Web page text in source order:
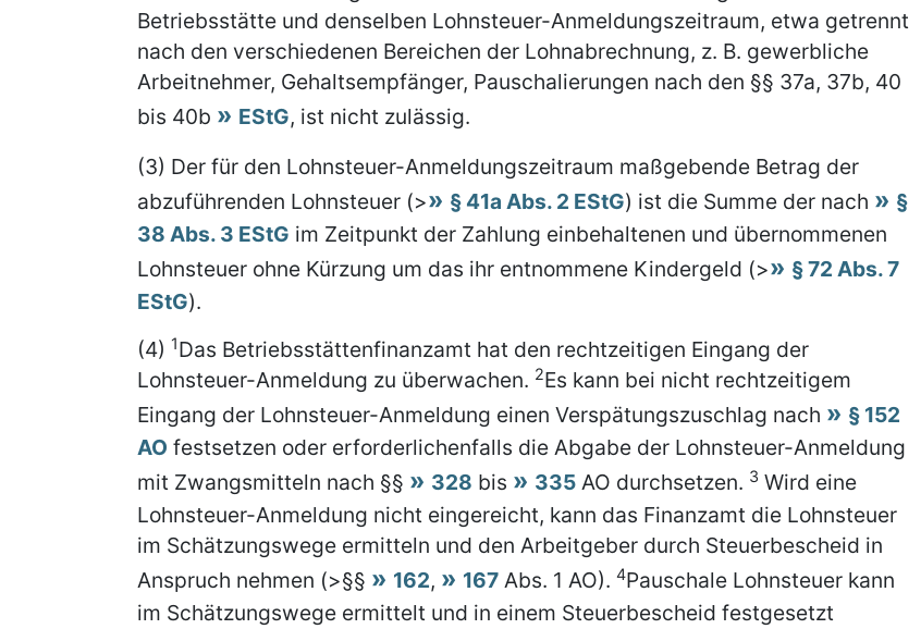
Betriebsstätte und denselben Lohnsteuer-Anmeldungszeitraum, etwa getrennt
nach den verschiedenen Bereichen der Lohnabrechnung, z. B. gewerbliche
Arbeitnehmer, Gehaltsempfänger, Pauschalierungen nach den §§ 37a, 37b, 40
bis 40b
EStG, ist nicht zulässig.
(3) Der für den Lohnsteuer-Anmeldungszeitraum maßgebende Betrag der
abzuführenden Lohnsteuer (>
§ 41a Abs. 2 EStG) ist die Summe der nach
§
38 Abs. 3 EStG im Zeitpunkt der Zahlung einbehaltenen und übernommenen
Lohnsteuer ohne Kürzung um das ihr entnommene Kindergeld (>
§ 72 Abs. 7
EStG).
(4) 1Das Betriebsstättenfinanzamt hat den rechtzeitigen Eingang der
Lohnsteuer-Anmeldung zu überwachen. 2Es kann bei nicht rechtzeitigem
Eingang der Lohnsteuer-Anmeldung einen Verspätungszuschlag nach
§ 152
AO festsetzen oder erforderlichenfalls die Abgabe der Lohnsteuer-Anmeldung
mit Zwangsmitteln nach §§
328 bis 335 AO durchsetzen. 3 Wird eine
Lohnsteuer-Anmeldung nicht eingereicht, kann das Finanzamt die Lohnsteuer
im Schätzungswege ermitteln und den Arbeitgeber durch Steuerbescheid in
Anspruch nehmen (>§§
162, 167 Abs. 1 AO). 4Pauschale Lohnsteuer kann
im Schätzungswege ermittelt und in einem Steuerbescheid festgesetzt